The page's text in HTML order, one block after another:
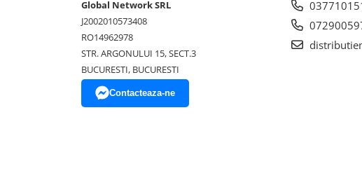
Global Network SRL
J2002010573408
RO14962978
STR. ARGONULUI 15, SECT.3
BUCURESTI, BUCURESTI
Contacteaza-ne